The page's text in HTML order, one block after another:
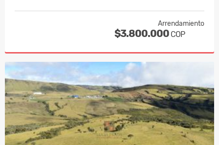
Arrendamiento
$3.800.000 COP